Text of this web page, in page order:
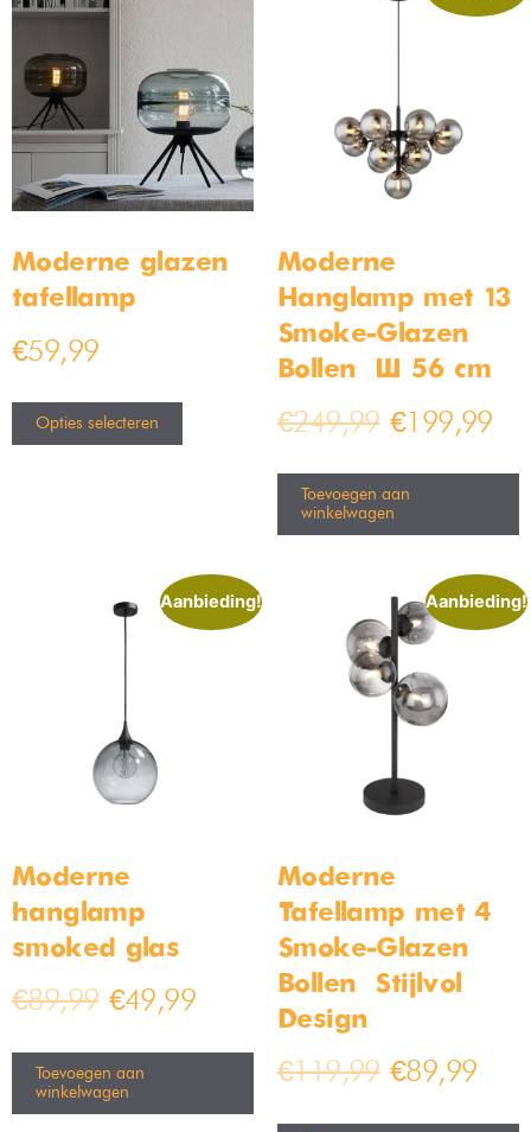
Moderne glazen
tafellamp
€59,99
Opties selecteren
Moderne
Hanglamp met 13
Smoke-Glazen
Bollen – Ø 56 cm
€249,99 €199,99
Toevoegen aan
winkelwagen
Aanbieding!
Moderne
hanglamp
smoked glas
€89,99 €49,99
Toevoegen aan
winkelwagen
Aanbieding!
Moderne
Tafellamp met 4
Smoke-Glazen
Bollen – Stijlvol
Design
€119,99 €89,99